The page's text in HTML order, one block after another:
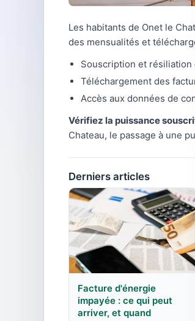
Les habitants de Onet le
des mensualités et
Souscription et résiliation
Téléchargement des
Accès aux données de
Vérifiez la puissance
Chateau, le passage à une
Derniers articles
Facture d'énergie
impayée : ce qui peut
arriver, et quand